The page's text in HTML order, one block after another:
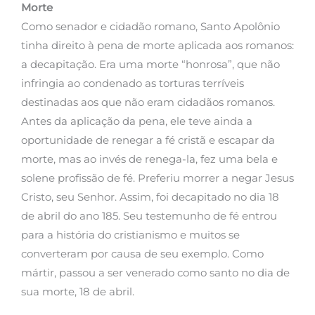
Morte
Como senador e cidadão romano, Santo Apolônio
tinha direito à pena de morte aplicada aos romanos:
a decapitação. Era uma morte “honrosa”, que não
infringia ao condenado as torturas terríveis
destinadas aos que não eram cidadãos romanos.
Antes da aplicação da pena, ele teve ainda a
oportunidade de renegar a fé cristã e escapar da
morte, mas ao invés de renega-la, fez uma bela e
solene profissão de fé. Preferiu morrer a negar Jesus
Cristo, seu Senhor. Assim, foi decapitado no dia 18
de abril do ano 185. Seu testemunho de fé entrou
para a história do cristianismo e muitos se
converteram por causa de seu exemplo. Como
mártir, passou a ser venerado como santo no dia de
sua morte, 18 de abril.